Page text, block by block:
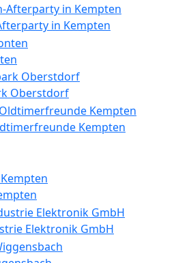
in Kempten
Oberstdorf
Kempten
Elektronik GmbH